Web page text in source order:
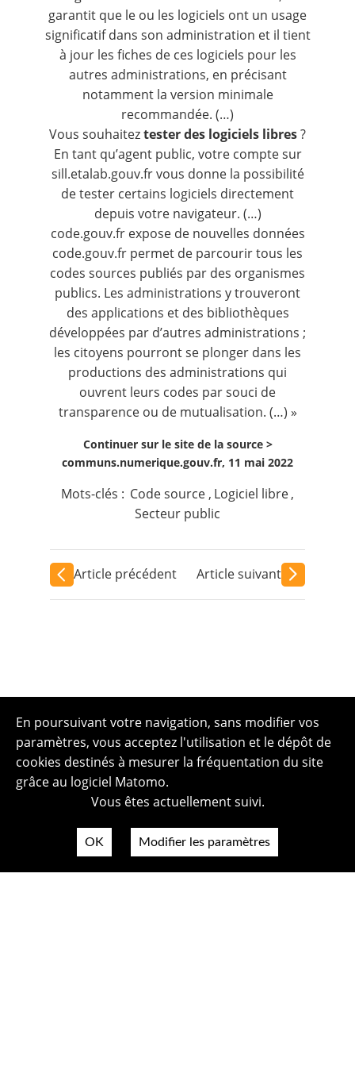
garantit que le ou les logiciels ont un usage
significatif dans son administration et il tient
à jour les fiches de ces logiciels pour les
autres administrations, en précisant
notamment la version minimale
recommandée. (…)
Vous souhaiteztester des logiciels libres?
En tant qu’agent public, votre compte sur
sill.etalab.gouv.frvous donne la possibilité
de tester certains logiciels directement
depuis votre navigateur. (…)
code.gouv.frexpose de nouvelles données
code.gouv.fr permet de parcourir tous les
codes sources publiés par des organismes
publics. Les administrations y trouveront
des applications et des bibliothèques
développées par d’autres administrations ;
les citoyens pourront se plonger dans les
productions des administrations qui
ouvrent leurs codes par souci de
transparence ou de mutualisation. (…) »
Continuer sur le site de la source >
communs.numerique.gouv.fr, 11 mai 2022
Mots-clés : Code source , Logiciel libre,
Secteur public
Article précédent Article suivant
En poursuivant votre navigation, sans modifier vos
paramètres, vous acceptez l'utilisation et le dépôt de
cookies destinés à mesurer la fréquentation du site
grâce au logiciel Matomo.
Vous êtes actuellement suivi.
OK Modifier les paramètres